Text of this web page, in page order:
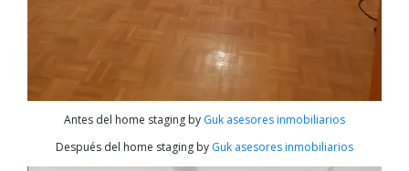
Antes del home staging by Guk asesores inmobiliarios
Después del home staging by Guk asesores inmobiliarios